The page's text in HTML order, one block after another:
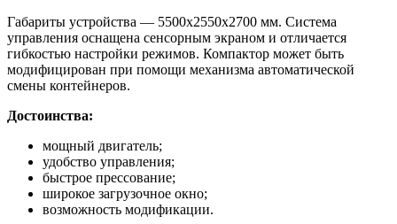
Габариты устройства — 5500х2550х2700 мм. Система
управления оснащена сенсорным экраном и отличается
гибкостью настройки режимов. Компактор может быть
модифицирован при помощи механизма автоматической
смены контейнеров.
Достоинства:
мощный двигатель;
удобство управления;
быстрое прессование;
широкое загрузочное окно;
возможность модификации.